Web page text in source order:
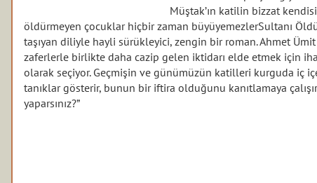
Müştak’ın katilin bizzat
öldürmeyen çocuklar hiçbir zaman büyüyemezlerSultanı
taşıyan diliyle hayli sürükleyici, zengin bir roman. Ahmet
zaferlerle birlikte daha cazip gelen iktidarı elde etmek için
olarak seçiyor. Geçmişin ve günümüzün katilleri kurguda iç
tanıklar gösterir, bunun bir iftira olduğunu kanıtlamaya
yaparsınız?”